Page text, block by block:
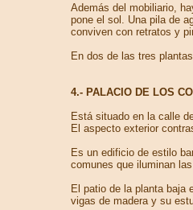
Además del mobiliario,
pone el sol. Una pila de
conviven con retratos y
En dos de las tres
4.- PALACIO DE LOS
Está situado en la calle
El aspecto exterior
Es un edificio de estilo
comunes que iluminan
El patio de la planta baja
vigas de madera y su